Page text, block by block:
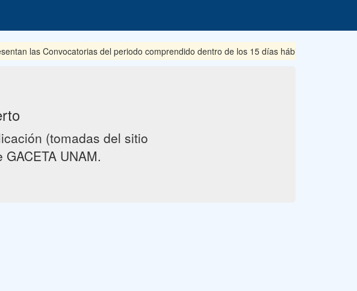
las Convocatorias del periodo comprendido dentro de los 15 días hábiles posteriores
(tomadas del sitio
GACETA UNAM.